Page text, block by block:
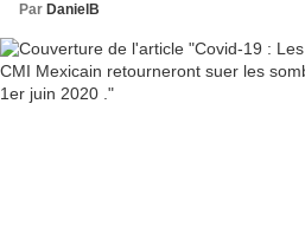
Par DanielB